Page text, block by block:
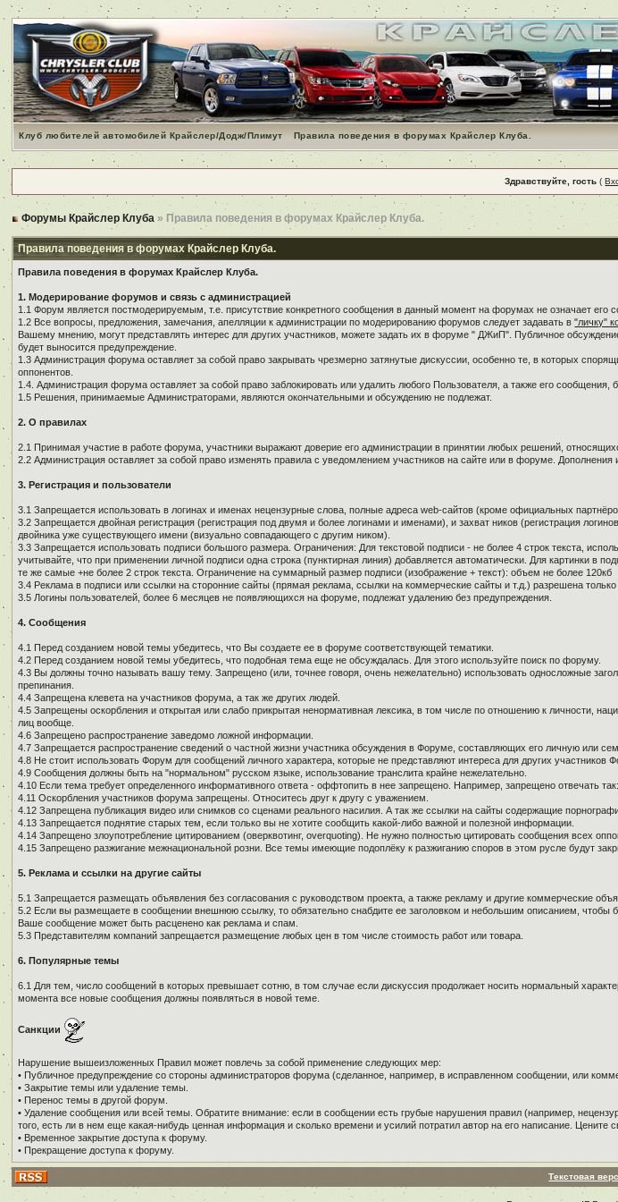
Клуб любителей автомобилей Крайслер/Додж/Плимут Правила поведения в форумах Крайслер Клуба.
Здравствуйте, гость (
Форумы Крайслер Клуба » Правила поведения в форумах Крайслер Клуба.
Правила поведения в форумах Крайслер Клуба.
Правила поведения в форумах Крайслер Клуба.
1. Модерирование форумов и связь с администрацией
1.1 Форум является постмодерируемым, т.е. присутствие конкретного сообщения в данный момент на форумах не означает его
1.2 Все вопросы, предложения, замечания, апелляции к администрации по модерированию форумов следует задавать в"личку"
Вашему мнению, могут представлять интерес для других участников, можете задать их в форуме " ДЖиП". Публичное
будет выносится предупреждение.
1.3 Администрация форума оставляет за собой право закрывать чрезмерно затянутые дискуссии, особенно те, в которых
оппонентов.
1.4. Администрация форума оставляет за собой право заблокировать или удалить любого Пользователя, а также его сообщения,
1.5 Решения, принимаемые Администраторами, являются окончательными и обсуждению не подлежат.
2. О правилах
2.1 Принимая участие в работе форума, участники выражают доверие его администрации в принятии любых решений,
2.2 Администрация оставляет за собой право изменять правила с уведомлением участников на сайте или в форуме.
3. Регистрация и пользователи
3.1 Запрещается использовать в логинах и именах нецензурные слова, полные адреса web-сайтов (кроме официальных
3.2 Запрещается двойная регистрация (регистрация под двумя и более логинами и именами), и захват ников (регистрация
двойника уже существующего имени (визуально совпадающего с другим ником).
3.3 Запрещается использовать подписи большого размера. Ограничения: Для текстовой подписи - не более 4 строк текста,
учитывайте, что при применении личной подписи одна строка (пунктирная линия) добавляется автоматически. Для картинки в
те же самые +не более 2 строк текста. Ограничение на суммарный размер подписи (изображение + текст): объем не более 120кб
3.4 Реклама в подписи или ссылки на сторонние сайты (прямая реклама, ссылки на коммерческие сайты и т.д.) разрешена
3.5 Логины пользователей, более 6 месяцев не появляющихся на форуме, подлежат удалению без предупреждения.
4. Сообщения
4.1 Перед созданием новой темы убедитесь, что Вы создаете ее в форуме соответствующей тематики.
4.2 Перед созданием новой темы убедитесь, что подобная тема еще не обсуждалась. Для этого используйте поиск по форуму.
4.3 Вы должны точно называть вашу тему. Запрещено (или, точнее говоря, очень нежелательно) использовать односложные
препинания.
4.4 Запрещена клевета на участников форума, а так же других людей.
4.5 Запрещены оскорбления и открытая или слабо прикрытая ненормативная лексика, в том числе по отношению к личности,
лиц вообще.
4.6 Запрещено распространение заведомо ложной информации.
4.7 Запрещается распространение сведений о частной жизни участника обсуждения в Форуме, составляющих его личную или
4.8 Не стоит использовать Форум для сообщений личного характера, которые не представляют интереса для других участников
4.9 Сообщения должны быть на "нормальном" русском языке, использование транслита крайне нежелательно.
4.10 Если тема требует определенного информативного ответа - оффтопить в нее запрещено. Например, запрещено отвечать
4.11 Оскорбления участников форума запрещены. Относитесь друг к другу с уважением.
4.12 Запрещена публикация видео или снимков со сценами реального насилия. А так же ссылки на сайты содержащие
4.13 Запрещается поднятие старых тем, если только вы не хотите сообщить какой-либо важной и полезной информации.
4.14 Запрещено злоупотребление цитированием (оверквотинг, overquoting). Не нужно полностью цитировать сообщения всех
4.15 Запрещено разжигание межнациональной розни. Все темы имеющие подоплёку к разжиганию споров в этом русле будут
5. Реклама и ссылки на другие сайты
5.1 Запрещается размещать объявления без согласования с руководством проекта, а также рекламу и другие коммерческие
5.2 Если вы размещаете в сообщении внешнюю ссылку, то обязательно снабдите ее заголовком и небольшим описанием,
Ваше сообщение может быть расценено как реклама и спам.
5.3 Представителям компаний запрещается размещение любых цен в том числе стоимость работ или товара.
6. Популярные темы
6.1 Для тем, число сообщений в которых превышает сотню, в том случае если дискуссия продолжает носить нормальный
момента все новые сообщения должны появляться в новой теме.
Санкции
Нарушение вышеизложенных Правил может повлечь за собой применение следующих мер:
• Публичное предупреждение со стороны администраторов форума (сделанное, например, в исправленном сообщении, или
• Закрытие темы или удаление темы.
• Перенос темы в другой форум.
• Удаление сообщения или всей темы. Обратите внимание: если в сообщении есть грубые нарушения правил (например,
того, есть ли в нем еще какая-нибудь ценная информация и сколько времени и усилий потратил автор на его написание. Цените
• Временное закрытие доступа к форуму.
• Прекращение доступа к форуму.
Текстовая